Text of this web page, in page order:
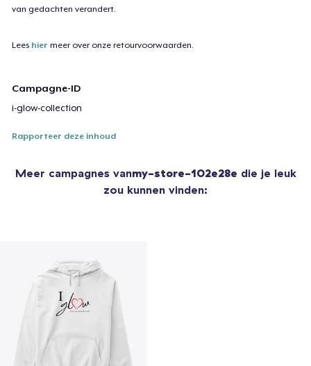
van gedachten verandert.
Lees hier meer over onze retourvoorwaarden.
Campagne-ID
i-glow-collection
Rapporteer deze inhoud
Meer campagnes vanmy-store-102e28e die je leuk
zou kunnen vinden: